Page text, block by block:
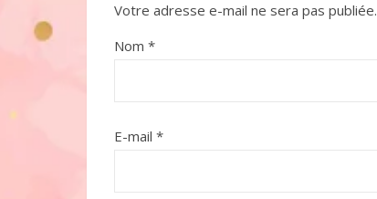
Votre adresse e-mail ne sera pas publiée.
Nom *
E-mail *